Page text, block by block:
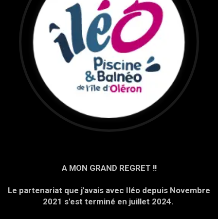
A MON GRAND REGRET !!
Le partenariat que j'avais avec Iléo depuis Novembre
2021 s'est terminé en juillet 2024.